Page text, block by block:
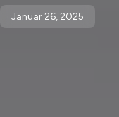
Januar 26, 2025